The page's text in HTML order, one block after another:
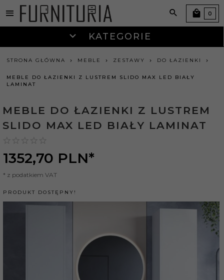
KATEGORIE
0
STRONA GŁÓWNA MEBLE ZESTAWY DO ŁAZIENKI
MEBLE DO ŁAZIENKI Z LUSTREM SLIDO MAX LED BIAŁY
LAMINAT
MEBLE DO ŁAZIENKI Z LUSTREM
SLIDO MAX LED BIAŁY LAMINAT
1352,70 PLN*
* z podatkiem VAT
PRODUKT DOSTĘPNY!